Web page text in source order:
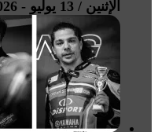
الإثنين / 13 يوليو - 2026 / 1:38 مساءً